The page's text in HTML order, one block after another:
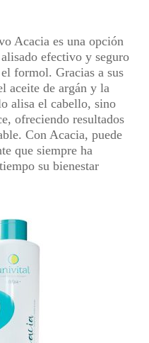
Acacia es una opción
efectivo y seguro
formol. Gracias a sus
aceite de argán y la
alisa el cabello, sino
ofreciendo resultados
Con Acacia, puede
que siempre ha
su bienestar